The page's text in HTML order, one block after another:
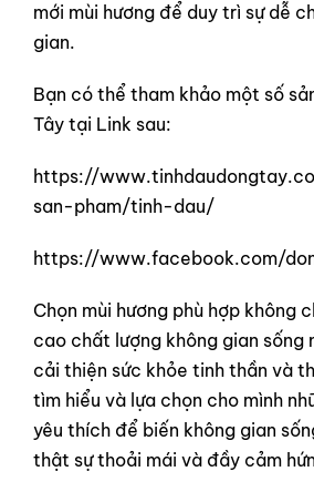
mới mùi hương để duy trì sự dễ
gian.
Bạn có thể tham khảo một số
Tây tại Link sau:
https://
san-pham/tinh-dau/
https://www.facebook.com/
Chọn mùi hương phù hợp không
cao chất lượng không gian sống
cải thiện sức khỏe tinh thần và
tìm hiểu và lựa chọn cho mình
yêu thích để biến không gian
thật sự thoải mái và đầy cảm